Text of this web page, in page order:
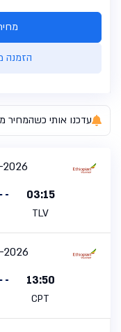
מחיר
הזמנה
עדכנו אותי כשהמחיר
03:15
TLV
2026
13:50
CPT